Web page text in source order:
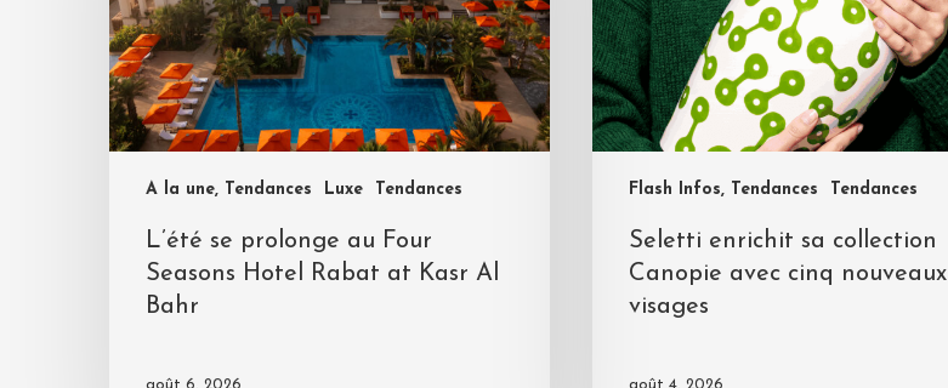
A la une, Tendances Luxe Tendances
L’été se prolonge au Four
Seasons Hotel Rabat at Kasr Al
Bahr
Flash Infos, Tendances Tendances
Seletti enrichit sa collection
Canopie avec cinq nouveaux
visages